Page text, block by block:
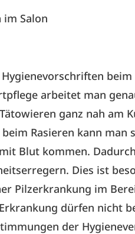
im Salon
arbeitet man
ganz nah am
Rasieren kann man
Blut kommen.
Dies ist
Pilzerkrankung im
dürfen nicht
der